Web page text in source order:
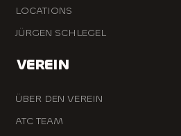
LOCATIONS
JÜRGEN SCHLEGEL
VEREIN
ÜBER DEN VEREIN
ATC TEAM